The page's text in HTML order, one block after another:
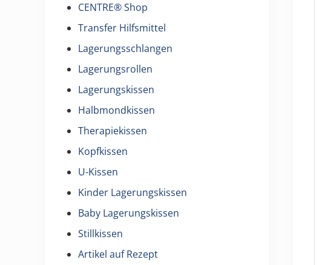
CENTRE® Shop
Transfer Hilfsmittel
Lagerungsschlangen
Lagerungsrollen
Lagerungskissen
Halbmondkissen
Therapiekissen
Kopfkissen
U-Kissen
Kinder Lagerungskissen
Baby Lagerungskissen
Stillkissen
Artikel auf Rezept